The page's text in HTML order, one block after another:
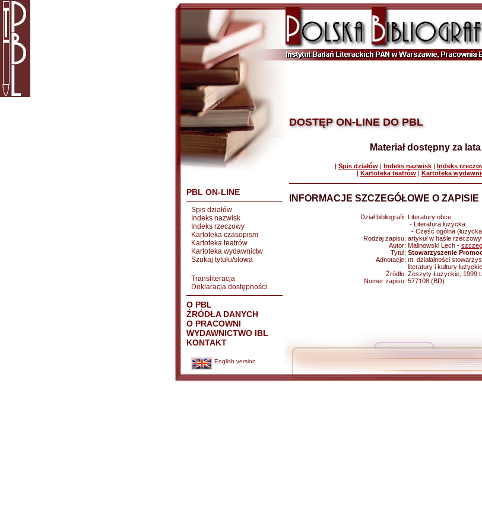
PBL ON-LINE
Spis działów
Indeks nazwisk
Indeks rzeczowy
Kartoteka czasopism
Kartoteka teatrów
Kartoteka wydawnictw
Szukaj tytułu/słowa
Transliteracja
Deklaracja dostępności
O PBL
ŹRÓDŁA DANYCH
O PRACOWNI
WYDAWNICTWO IBL
KONTAKT
English version
DOSTĘP ON-LINE DO PBL
Materiał dostępny za
| Spis działów | Indeks nazwisk | Indeks
| Kartoteka teatrów| Kartoteka
INFORMACJE SZCZEGÓŁOWE O ZAPISIE
Dział bibliografii: Literatury obce
- Literatura łużycka
- Część ogólna
Rodzaj zapisu: artykuł w haśle
Autor: Malinowski Lech -
Tytuł: Stowarzyszenie
Adnotacje: nt. działalności
literatury i kultury
Źródło: Zeszyty Łużyckie, 1999
Numer zapisu: 577108 (BD)